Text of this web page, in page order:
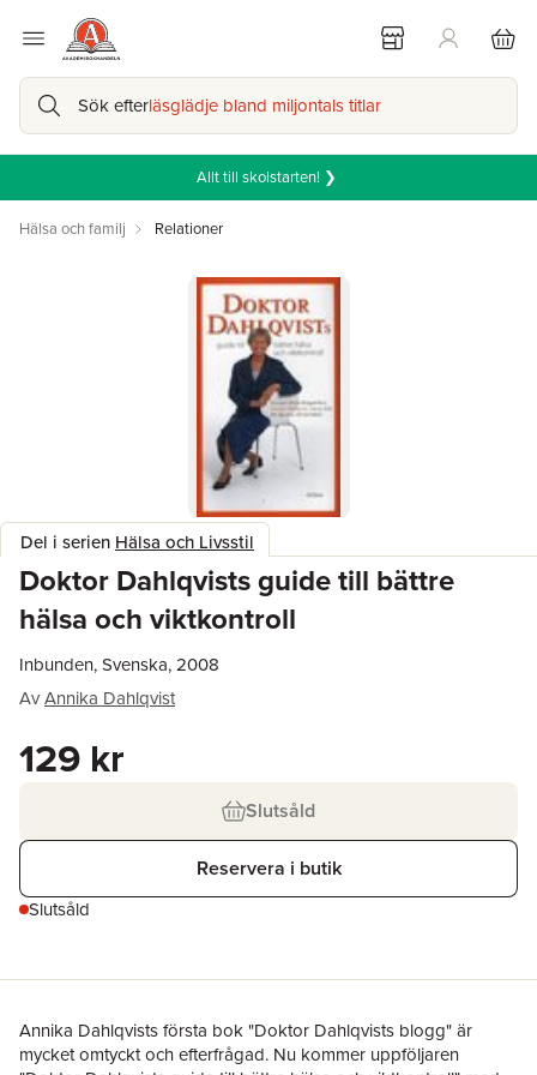
Sök efterläsglädje bland miljontals titlar
Allt till skolstarten! ❯
Hälsa och familj Relationer
Del i serien Hälsa och Livsstil
Doktor Dahlqvists guide till bättre
hälsa och viktkontroll
Inbunden, Svenska, 2008
AvAnnika Dahlqvist
129 kr
Slutsåld
Reservera i butik
Slutsåld
Annika Dahlqvists första bok "Doktor Dahlqvists blogg" är
mycket omtyckt och efterfrågad. Nu kommer uppföljaren